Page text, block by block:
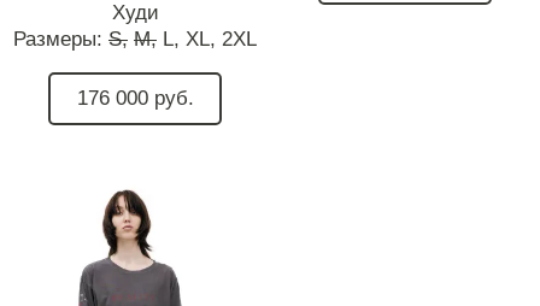
Худи
Размеры: S, M, L, XL, 2XL
176 000 руб.